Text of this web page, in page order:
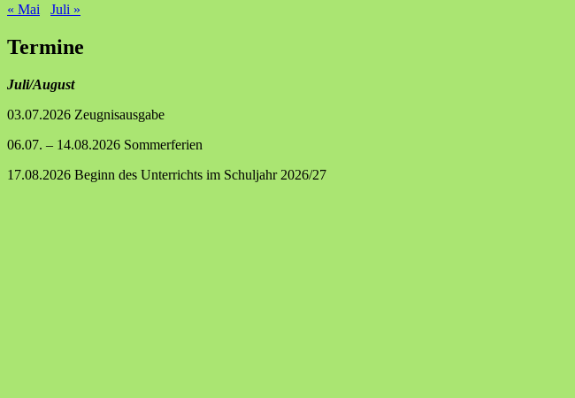
« Mai
Juli »
Termine
Juli/August
03.07.2026 Zeugnisausgabe
06.07. – 14.08.2026 Sommerferien
17.08.2026 Beginn des Unterrichts im Schuljahr 2026/27